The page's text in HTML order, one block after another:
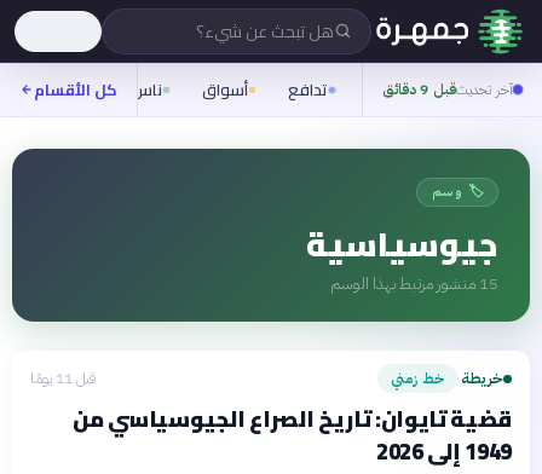
هل تبحث عن شيء؟
آخر تحديثقبل 9 دقائق تدافع أسواق ناس روح
كل الأقسام
🏷️ وسم
جيوسياسية
15 منشور مرتبط بهذا الوسم
خريطة› خط زمني قبل 11 يومًا
قضية تايوان: تاريخ الصراع الجيوسياسي من
1949 إلى 2026